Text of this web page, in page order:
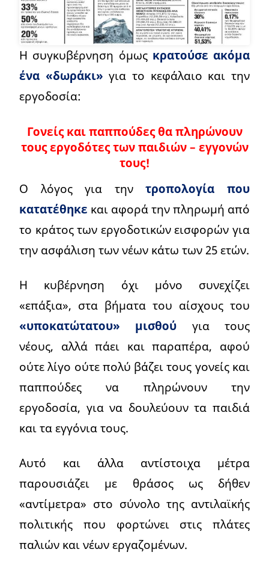
Η συγκυβέρνηση όμως κρατούσε ακόμα
ένα «δωράκι» για το κεφάλαιο και την
εργοδοσία:
Γονείς και παππούδες θα πληρώνουν
τους εργοδότες των παιδιών – εγγονών
τους!
Ο λόγος για τηντροπολογία που
κατατέθηκε και αφορά την πληρωμή από
το κράτος των εργοδοτικών εισφορών για
την ασφάλιση των νέων κάτω των 25 ετών.
Η κυβέρνηση όχι μόνο συνεχίζει
«επάξια», στα βήματα του αίσχους του
«υποκατώτατου» μισθού για τους
νέους, αλλά πάει και παραπέρα, αφού
ούτε λίγο ούτε πολύ βάζει τους γονείς και
παππούδες να πληρώνουν την
εργοδοσία, για να δουλεύουν τα παιδιά
και τα εγγόνια τους.
Αυτό και άλλα αντίστοιχα μέτρα
παρουσιάζει με θράσος ως δήθεν
«αντίμετρα» στο σύνολο της αντιλαϊκής
πολιτικής που φορτώνει στις πλάτες
παλιών και νέων εργαζομένων.